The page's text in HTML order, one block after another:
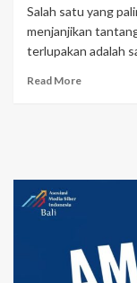
Salah satu yang
menjanjikan
terlupakan adalah
Read More